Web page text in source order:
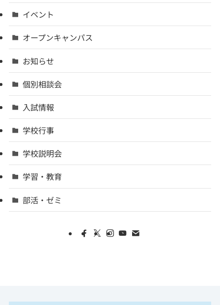
イベント
オープンキャンパス
お知らせ
個別相談会
入試情報
学校行事
学校説明会
学習・教育
部活・ゼミ